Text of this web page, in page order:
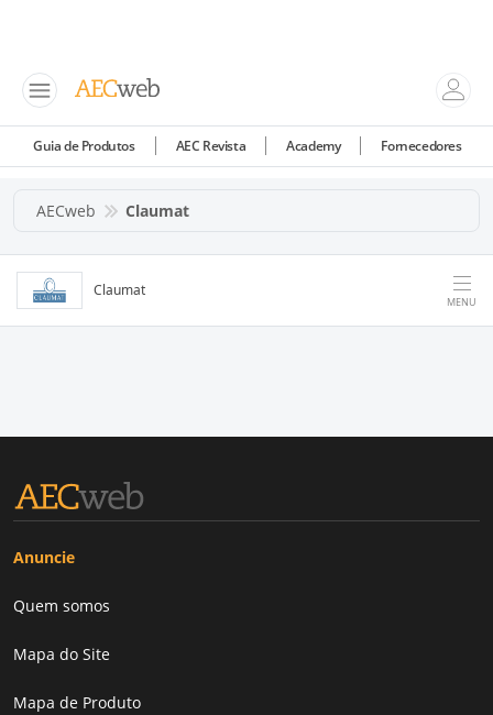
Guia de Produtos AEC Revista Academy Fornecedores
AECweb Claumat
Claumat
MENU
Anuncie
Quem somos
Mapa do Site
Mapa de Produto